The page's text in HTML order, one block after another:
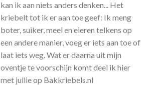
kan ik aan niets anders denken... Het
kriebelt tot ik er aan toe geef: Ik meng
boter, suiker, meel en eieren telkens op
een andere manier, voeg er iets aan toe of
laat iets weg. Wat er daarna uit mijn
oventje te voorschijn komt deel ik hier
met jullie op Bakkriebels.nl